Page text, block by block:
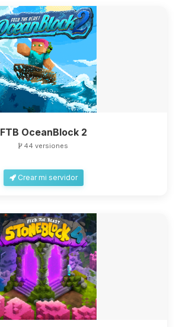
FTB OceanBlock 2
44 versiones
Crear mi servidor